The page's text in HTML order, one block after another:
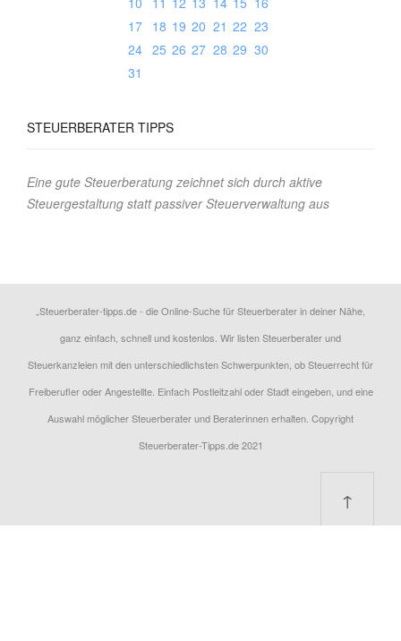
17
18 19 20 21 22 23
24 25 26 27 28 29 30
31
STEUERBERATER TIPPS
Eine gute Steuerberatung zeichnet sich durch aktive
Steuergestaltung statt passiver Steuerverwaltung aus
„Steuerberater-tipps.de - die Online-Suche für Steuerberater in deiner Nähe,
ganz einfach, schnell und kostenlos. Wir listen Steuerberater und
Steuerkanzleien mit den unterschiedlichsten Schwerpunkten, ob Steuerrecht für
Freiberufler oder Angestellte. Einfach Postleitzahl oder Stadt eingeben, und eine
Auswahl möglicher Steuerberater und Beraterinnen erhalten. Copyright
Steuerberater-Tipps.de 2021
↑